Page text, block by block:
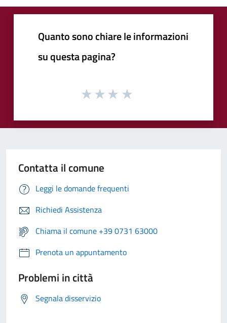
Quanto sono chiare le informazioni
su questa pagina?
Contatta il comune
Leggi le domande frequenti
Richiedi Assistenza
Chiama il comune +39 0731 63000
Prenota un appuntamento
Problemi in città
Segnala disservizio